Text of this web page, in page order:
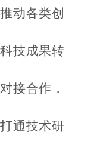
动各类创
技成果转
接合作，
通技术研